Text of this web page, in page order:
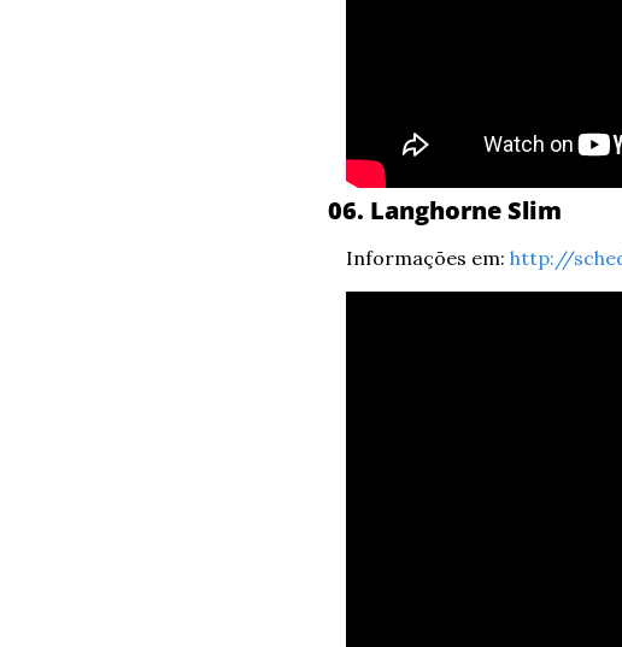
06. Langhorne Slim
Informações em: http://